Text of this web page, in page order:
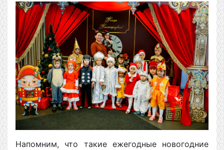
Напомним, что такие ежегодные новогодние